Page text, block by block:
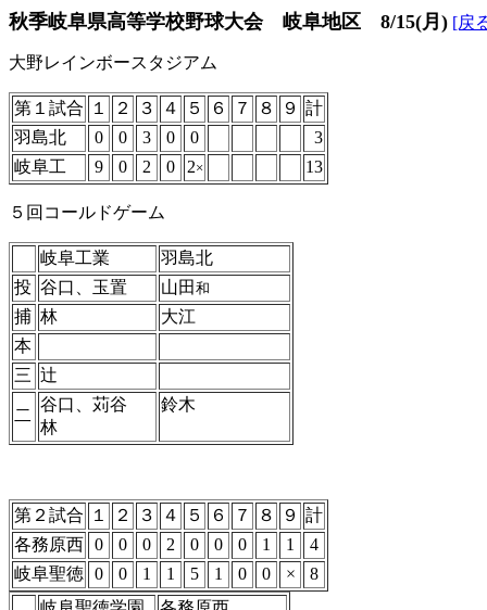
秋季岐阜県高等学校野球大会 岐阜地区 8/15(月) [戻
大野レインボースタジアム
第１試合 １ ２ ３ ４ ５ ６ ７ ８ ９ 計
羽島北
0 0 3 0 0
3
岐阜工
9 0 2 0 2× 13
５回コールドゲーム
岐阜工業
羽島北
投 谷口、玉置 山田 和
捕 林
大江
本
三 辻
二
谷口、苅谷
林
鈴木
第２試合 １ ２ ３ ４ ５ ６ ７ ８ ９ 計
各務原西 0 0 0 2 0 0 0 1 1
4
岐阜聖徳 0 0 1 1 5 1 0 0 ×
8